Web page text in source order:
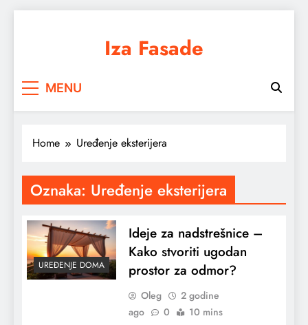
Iza Fasade
MENU
Home Uređenje eksterijera
Oznaka: Uređenje eksterijera
UREĐENJE DOMA
Ideje za nadstrešnice –
Kako stvoriti ugodan
prostor za odmor?
Oleg
2 godine
ago
0 10 mins